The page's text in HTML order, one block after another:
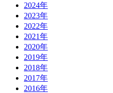
2024年
2023年
2022年
2021年
2020年
2019年
2018年
2017年
2016年